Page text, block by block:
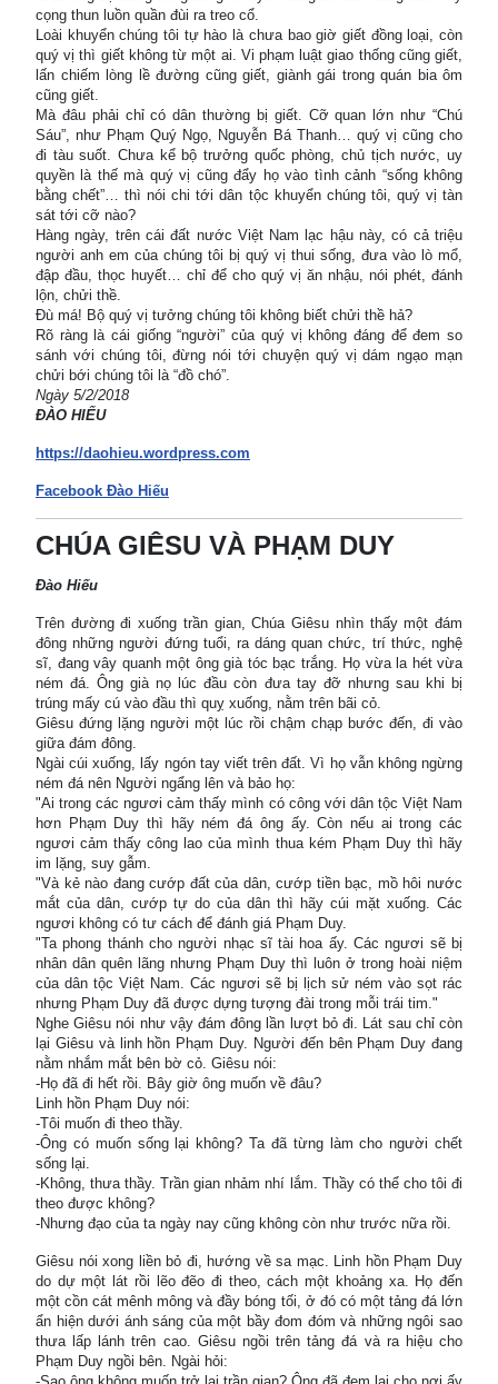
cọng thun luồn quần đùi ra treo cổ.
Loài khuyển chúng tôi tự hào là chưa bao giờ giết đồng loại, còn
quý vị thì giết không từ một ai. Vi phạm luật giao thống cũng giết,
lấn chiếm lòng lề đường cũng giết, giành gái trong quán bia ôm
cũng giết.
Mà đâu phải chỉ có dân thường bị giết. Cỡ quan lớn như “Chú
Sáu”, như Phạm Quý Ngọ, Nguyễn Bá Thanh… quý vị cũng cho
đi tàu suốt. Chưa kể bộ trưởng quốc phòng, chủ tịch nước, uy
quyền là thế mà quý vị cũng đẩy họ vào tình cảnh “sống không
bằng chết”… thì nói chi tới dân tộc khuyển chúng tôi, quý vị tàn
sát tới cỡ nào?
Hàng ngày, trên cái đất nước Việt Nam lạc hậu này, có cả triệu
người anh em của chúng tôi bị quý vị thui sống, đưa vào lò mổ,
đập đầu, thọc huyết… chỉ để cho quý vị ăn nhậu, nói phét, đánh
lộn, chửi thề.
Đù má! Bộ quý vị tưởng chúng tôi không biết chửi thề hả?
Rõ ràng là cái giống “người” của quý vị không đáng để đem so
sánh với chúng tôi, đừng nói tới chuyện quý vị dám ngạo mạn
chửi bới chúng tôi là “đồ chó”.
Ngày 5/2/2018
ĐÀO HIẾU
https://daohieu.wordpress.com
Facebook Đào Hiếu
CHÚA GIÊSU VÀ PHẠM DUY
Đào Hiếu
Trên đường đi xuống trần gian, Chúa Giêsu nhìn thấy một đám
đông những người đứng tuổi, ra dáng quan chức, trí thức, nghệ
sĩ, đang vây quanh một ông già tóc bạc trắng. Họ vừa la hét vừa
ném đá. Ông già nọ lúc đầu còn đưa tay đỡ nhưng sau khi bị
trúng mấy cú vào đầu thì quỵ xuống, nằm trên bãi cỏ.
Giêsu đứng lặng người một lúc rồi chậm chạp bước đến, đi vào
giữa đám đông.
Ngài cúi xuống, lấy ngón tay viết trên đất. Vì họ vẫn không ngừng
ném đá nên Người ngẩng lên và bảo họ:
"Ai trong các ngươi cảm thấy mình có công với dân tộc Việt Nam
hơn Phạm Duy thì hãy ném đá ông ấy. Còn nếu ai trong các
ngươi cảm thấy công lao của mình thua kém Phạm Duy thì hãy
im lặng, suy gẫm.
"Và kẻ nào đang cướp đất của dân, cướp tiền bạc, mồ hôi nước
mắt của dân, cướp tự do của dân thì hãy cúi mặt xuống. Các
ngươi không có tư cách để đánh giá Phạm Duy.
"Ta phong thánh cho người nhạc sĩ tài hoa ấy. Các ngươi sẽ bị
nhân dân quên lãng nhưng Phạm Duy thì luôn ở trong hoài niệm
của dân tộc Việt Nam. Các ngươi sẽ bị lịch sử ném vào sọt rác
nhưng Phạm Duy đã được dựng tượng đài trong mỗi trái tim."
Nghe Giêsu nói như vậy đám đông lần lượt bỏ đi. Lát sau chỉ còn
lại Giêsu và linh hồn Phạm Duy. Người đến bên Phạm Duy đang
nằm nhắm mắt bên bờ cỏ. Giêsu nói:
-Họ đã đi hết rồi. Bây giờ ông muốn về đâu?
Linh hồn Phạm Duy nói:
-Tôi muốn đi theo thầy.
-Ông có muốn sống lại không? Ta đã từng làm cho người chết
sống lại.
-Không, thưa thầy. Trần gian nhảm nhí lắm. Thầy có thể cho tôi đi
theo được không?
-Nhưng đạo của ta ngày nay cũng không còn như trước nữa rồi.
Giêsu nói xong liền bỏ đi, hướng về sa mạc. Linh hồn Phạm Duy
do dự một lát rồi lẽo đẽo đi theo, cách một khoảng xa. Họ đến
một cồn cát mênh mông và đầy bóng tối, ở đó có một tảng đá lớn
ẩn hiện dưới ánh sáng của một bầy đom đóm và những ngôi sao
thưa lấp lánh trên cao. Giêsu ngồi trên tảng đá và ra hiệu cho
Phạm Duy ngồi bên. Ngài hỏi: